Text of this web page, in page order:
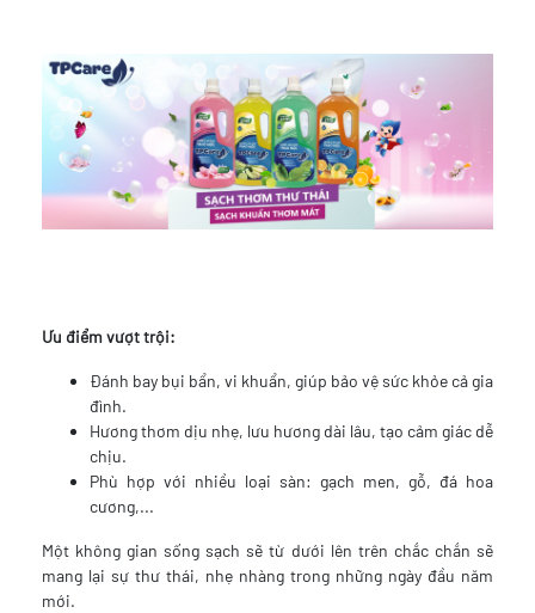
Ưu điểm vượt trội:
Đánh bay bụi bẩn, vi khuẩn, giúp bảo vệ sức khỏe cả gia
đình.
Hương thơm dịu nhẹ, lưu hương dài lâu, tạo cảm giác dễ
chịu.
Phù hợp với nhiều loại sàn: gạch men, gỗ, đá hoa
cương,...
Một không gian sống sạch sẽ từ dưới lên trên chắc chắn sẽ
mang lại sự thư thái, nhẹ nhàng trong những ngày đầu năm
mới.